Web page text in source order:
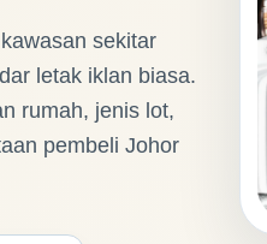
sekitar
letak iklan biasa.
rumah, jenis lot,
pembeli Johor